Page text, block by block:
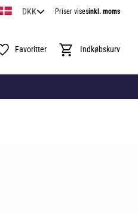
Priser visesinkl. moms
Favoritter Indkøbskurv